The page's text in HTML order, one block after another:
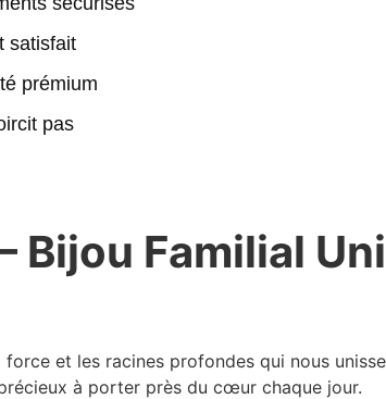
satisfait
prémium
pas
Bijou Familial
et les racines profondes qui nous
à porter près du cœur chaque jour.